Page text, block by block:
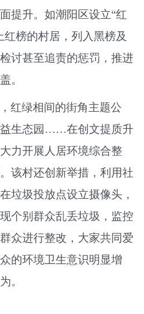
提升。如潮阳区设立“红
榜的村居，列入黑榜及
讨甚至追责的惩罚，推进
。
红绿相间的街角主题公
益生态园……在创文提质升
力开展人居环境综合整
该村还创新举措，利用社
垃圾投放点设立摄像头，
个别群众乱丢垃圾，监控
众进行整改，大家共同爱
的环境卫生意识明显增
。